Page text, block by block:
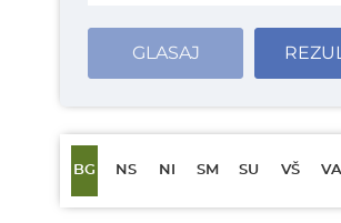
GLASAJ
BG NS NI SM SU VŠ VA